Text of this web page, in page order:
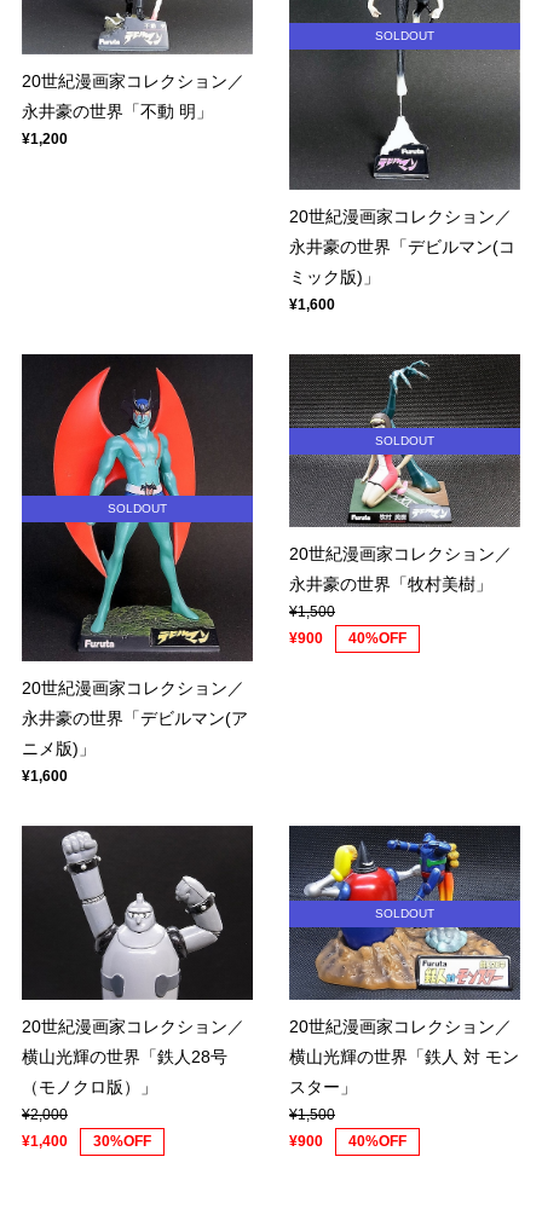
20世紀漫画家コレクション／
永井豪の世界「不動 明」
¥1,200
SOLDOUT
20世紀漫画家コレクション／
永井豪の世界「デビルマン(コ
ミック版)」
¥1,600
SOLDOUT
20世紀漫画家コレクション／
永井豪の世界「デビルマン(ア
ニメ版)」
¥1,600
SOLDOUT
20世紀漫画家コレクション／
永井豪の世界「牧村美樹」
¥1,500
¥900
40%OFF
20世紀漫画家コレクション／
横山光輝の世界「鉄人28号
（モノクロ版）」
¥2,000
¥1,400
30%OFF
SOLDOUT
20世紀漫画家コレクション／
横山光輝の世界「鉄人 対 モン
スター」
¥1,500
¥900
40%OFF